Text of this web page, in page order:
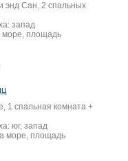
энд Сан, 2 спальных
запад
море, площадь
1 спальная комната +
юг, запад
море, площадь